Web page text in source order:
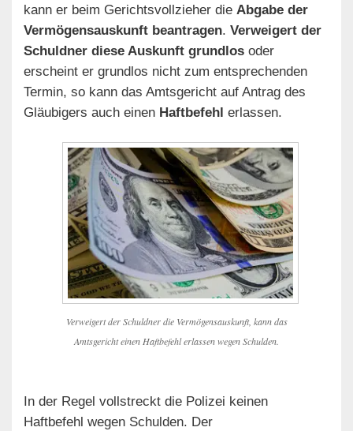
kann er beim Gerichtsvollzieher die Abgabe der
Vermögensauskunft beantragen. Verweigert der
Schuldner diese Auskunft grundlos oder
erscheint er grundlos nicht zum entsprechenden
Termin, so kann das Amtsgericht auf Antrag des
Gläubigers auch einen Haftbefehl erlassen.
Verweigert der Schuldner die Vermögensauskunft, kann das
Amtsgericht einen Haftbefehl erlassen wegen Schulden.
In der Regel vollstreckt die Polizei keinen
Haftbefehl wegen Schulden. Der